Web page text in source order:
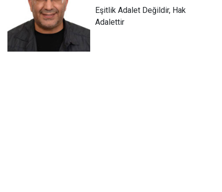
Eşitlik Adalet Değildir, Hak
Adalettir